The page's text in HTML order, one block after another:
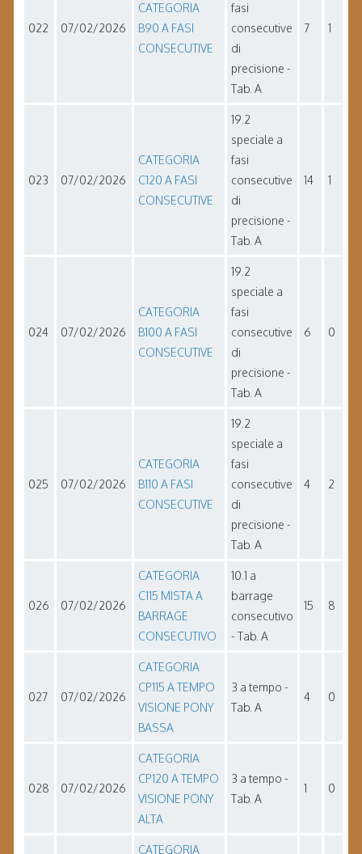
022 07/02/2026
CATEGORIA
B90 A FASI
CONSECUTIVE
fasi
consecutive
di
precisione -
Tab. A
7 1
023 07/02/2026
CATEGORIA
C120 A FASI
CONSECUTIVE
19.2
speciale a
fasi
consecutive
di
precisione -
Tab. A
14 1
024 07/02/2026
CATEGORIA
B100 A FASI
CONSECUTIVE
19.2
speciale a
fasi
consecutive
di
precisione -
Tab. A
6 0
025 07/02/2026
CATEGORIA
B110 A FASI
CONSECUTIVE
19.2
speciale a
fasi
consecutive
di
precisione -
Tab. A
4 2
026 07/02/2026
CATEGORIA
C115 MISTA A
BARRAGE
CONSECUTIVO
10.1 a
barrage
consecutivo
- Tab. A
15 8
027 07/02/2026
CATEGORIA
CP115 A TEMPO
VISIONE PONY
BASSA
3 a tempo -
Tab. A
4 0
028 07/02/2026
CATEGORIA
CP120 A TEMPO
VISIONE PONY
ALTA
3 a tempo -
Tab. A
1 0
CATEGORIA